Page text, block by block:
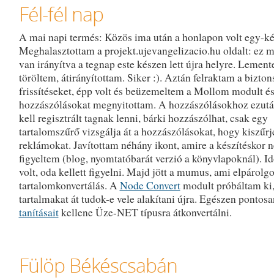
Fél-fél nap
A mai napi termés: Közös ima után a honlapon volt egy-
Meghalasztottam a projekt.ujevangelizacio.hu oldalt: ez
van irányítva a tegnap este készen lett újra helyre.
töröltem, átirányítottam. Siker :). Aztán felraktam a
frissítéseket, épp volt és beüzemeltem a Mollom modult
hozzászólásokat megnyitottam. A hozzászólásokhoz
kell regisztrált tagnak lenni, bárki hozzászólhat, csak egy
tartalomszűrő vizsgálja át a hozzászólásokat, hogy
reklámokat. Javítottam néhány ikont, amire a készítéskor
figyeltem (blog, nyomtatóbarát verzió a könyvlapoknál).
volt, oda kellett figyelni. Majd jött a mumus, ami
tartalomkonvertálás. ANode Convertmodult próbáltam
tartalmakat át tudok-e vele alakítani újra. Egészen
tanításaitkellene Üze-NET típusra átkonvertálni.
Fülöp Békéscsabán